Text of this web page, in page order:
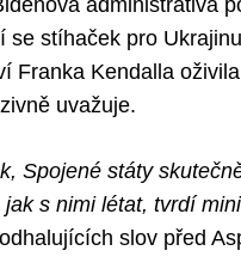
stíhaček pro
Franka Kendalla
uvažuje.
Spojené státy
s nimi létat, tvrdí
slov před